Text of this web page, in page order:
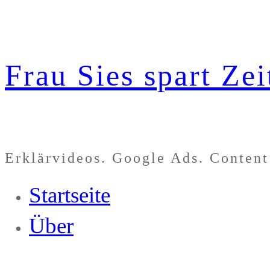
springen
Frau Sies spart
Erklärvideos. Google Ads. Content
Startseite
Über